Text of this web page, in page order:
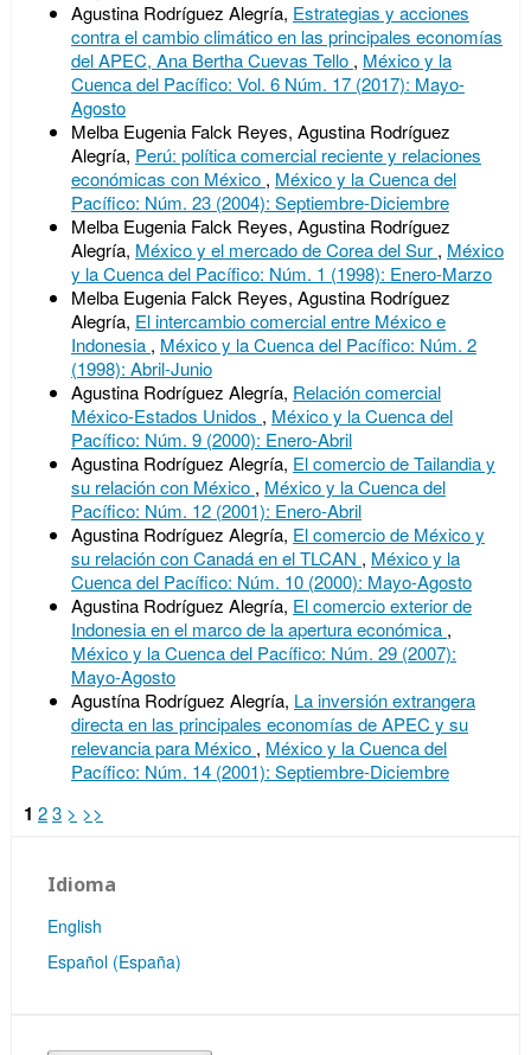
Agustina Rodríguez Alegría, Estrategias y acciones
contra el cambio climático en las principales economías
del APEC, Ana Bertha Cuevas Tello , México y la
Cuenca del Pacífico: Vol. 6 Núm. 17 (2017): Mayo-
Agosto
Melba Eugenia Falck Reyes, Agustina Rodríguez
Alegría, Perú: política comercial reciente y relaciones
económicas con México , México y la Cuenca del
Pacífico: Núm. 23 (2004): Septiembre-Diciembre
Melba Eugenia Falck Reyes, Agustina Rodríguez
Alegría, México y el mercado de Corea del Sur , México
y la Cuenca del Pacífico: Núm. 1 (1998): Enero-Marzo
Melba Eugenia Falck Reyes, Agustina Rodríguez
Alegría, El intercambio comercial entre México e
Indonesia , México y la Cuenca del Pacífico: Núm. 2
(1998): Abril-Junio
Agustina Rodríguez Alegría, Relación comercial
México-Estados Unidos , México y la Cuenca del
Pacífico: Núm. 9 (2000): Enero-Abril
Agustina Rodríguez Alegría, El comercio de Tailandia y
su relación con México , México y la Cuenca del
Pacífico: Núm. 12 (2001): Enero-Abril
Agustina Rodríguez Alegría, El comercio de México y
su relación con Canadá en el TLCAN , México y la
Cuenca del Pacífico: Núm. 10 (2000): Mayo-Agosto
Agustina Rodríguez Alegría, El comercio exterior de
Indonesia en el marco de la apertura económica ,
México y la Cuenca del Pacífico: Núm. 29 (2007):
Mayo-Agosto
Agustína Rodríguez Alegría, La inversión extrangera
directa en las principales economías de APEC y su
relevancia para México , México y la Cuenca del
Pacífico: Núm. 14 (2001): Septiembre-Diciembre
1 23 > >>
Idioma
English
Español (España)